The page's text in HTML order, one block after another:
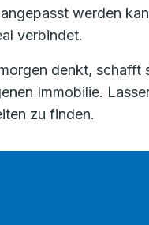
werden
verbindet.
denkt,
Immobilie.
zu finden.